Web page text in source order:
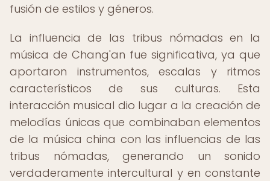
fusión de estilos y géneros.
La influencia de las tribus nómadas en la
música de Chang'an fue significativa, ya que
aportaron instrumentos, escalas y ritmos
característicos de sus culturas. Esta
interacción musical dio lugar a la creación de
melodías únicas que combinaban elementos
de la música china con las influencias de las
tribus nómadas, generando un sonido
verdaderamente intercultural y en constante